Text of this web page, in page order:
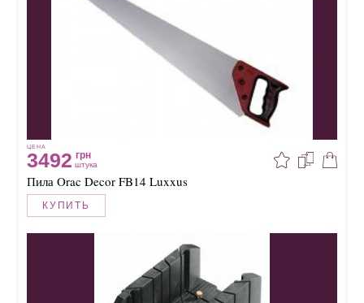
ЦЕНА
3492 грн
штука
Пила Orac Decor FB14 Luxxus
КУПИТЬ